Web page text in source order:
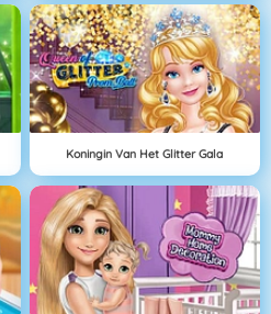
Koningin Van Het Glitter Gala